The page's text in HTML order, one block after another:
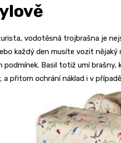
vodotěsná trojbrašna je
každý den musíte vozit
podmínek. Basil totiž umí
a přitom ochrání náklad i v